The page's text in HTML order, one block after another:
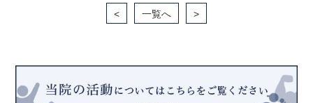
< 一覧へ >